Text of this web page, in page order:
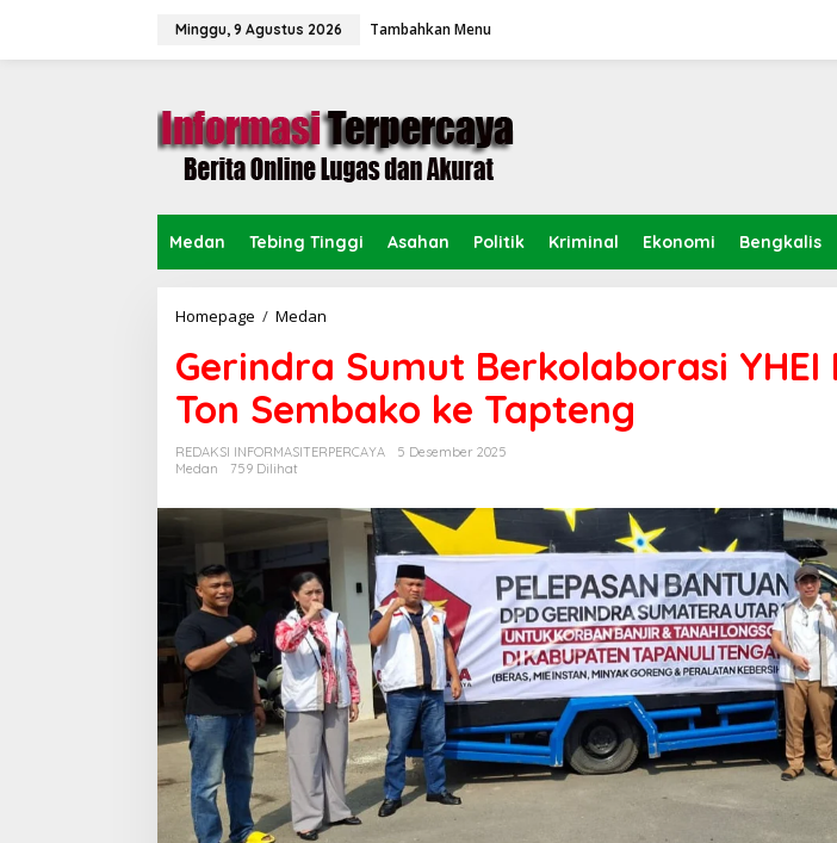
Minggu, 9 Agustus 2026 Tambahkan Menu
Medan Tebing Tinggi Asahan Politik Kriminal Ekonomi Bengkalis
Homepage / Medan
r
i
n
d
r
u
m
u
t
B
e
r
k
o
l
a
b
o
r
a
s
Gerindra Sumut Berkolaborasi YHEI
Ton Sembako ke Tapteng
REDAKSI INFORMASITERPERCAYA
5 Desember 2025
Medan
759 Dilihat